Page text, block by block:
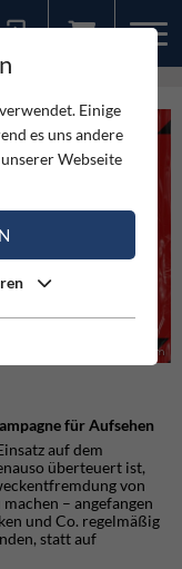
Mountainwear Misuse Team
für Aufsehen
auf dem
überteuert ist,
von
– angefangen
und Co. regelmäßig
statt auf
Einige
es uns andere
Webseite